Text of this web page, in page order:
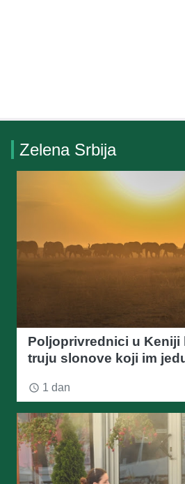
Zelena Srbija
Poljoprivrednici u Keniji
truju slonove koji im
access_time 1 dan